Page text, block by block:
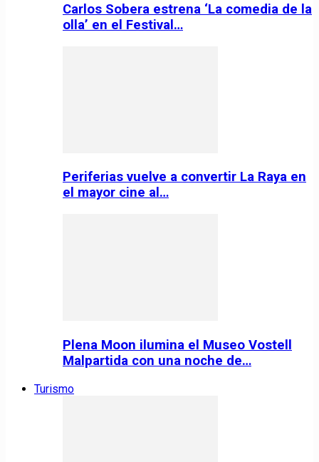
Carlos Sobera estrena ‘La comedia de la
olla’ en el Festival…
Periferias vuelve a convertir La Raya en
el mayor cine al…
Plena Moon ilumina el Museo Vostell
Malpartida con una noche de…
Turismo